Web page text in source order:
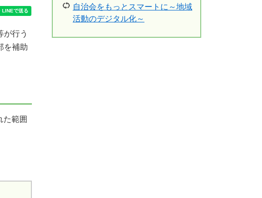
行う
を補助
た範囲
自治会をもっとスマートに～地域
活動のデジタル化～